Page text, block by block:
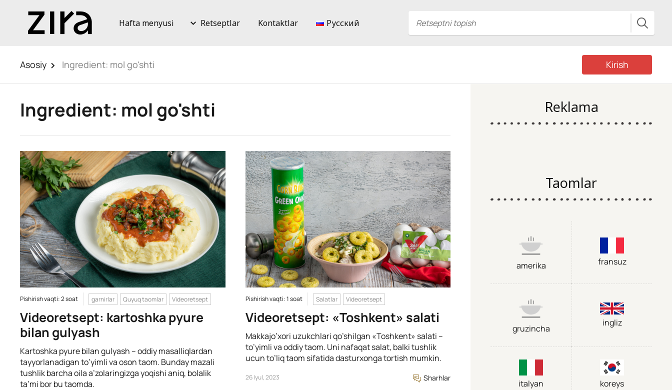
Hafta menyusi Retseptlar Kontaktlar Русский
Asosiy Ingredient: mol go'shti Kirish
Ingredient: mol go'shti
Pishirish vaqti: 2 soat garnirlar Quyuq taomlar Videoretsept
Videoretsept: kartoshka pyure
bilan gulyash
Kartoshka pyure bilan gulyash – oddiy masalliqlardan
tayyorlanadigan to’yimli va oson taom. Bunday mazali
tushlik barcha oila a’zolaringizga yoqishi aniq, bolalik
ta’mi bor bu taomda.
Pishirish vaqti: 1 soat Salatlar Videoretsept
Videoretsept: «Toshkent» salati
Makkajo’xori uzukchlari qo’shilgan «Toshkent» salati –
to’yimli va oddiy taom. Uni nafaqat salat, balki tushlik
ucun to’liq taom sifatida dasturxonga tortish mumkin.
26 Iyul, 2023 Sharhlar
Reklama
Taomlar
amerika fransuz
gruzincha
ingliz
italyan koreys